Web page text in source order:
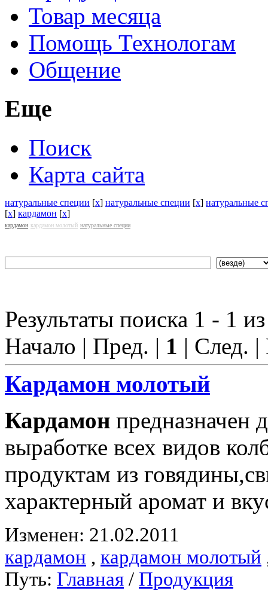
Товар месяца
Помощь Технологам
Общение
Еще
Поиск
Карта сайта
натуральные специи [x] натуральные специи [x] натуральные
[x] кардамон [x]
кардамон кардамон молотый натуральные специи
Результаты поиска 1 - 1
Начало | Пред. | 1 | След.
Кардамон молотый
Кардамон предназначен
выработке всех видов
продуктам из
характерный аромат и
Изменен: 21.02.2011
кардамон , кардамон молотый
Путь: Главная / Продукция